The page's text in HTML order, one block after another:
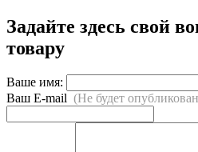
Задайте здесь свой
товару
Ваше имя:
Ваш E-mail (Не будет